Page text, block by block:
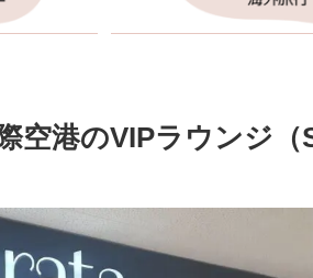
空港のVIPラウンジ